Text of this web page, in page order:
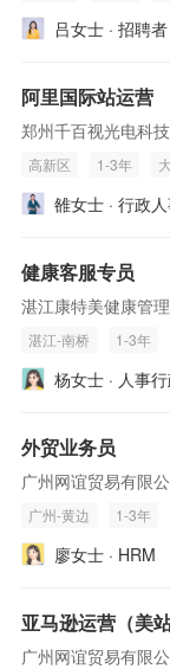
吕女士 · 招聘者
阿里国际站运营
郑州千百视光电科
高新区 1-3年
雒女士 · 行政
健康客服专员
湛江康特美健康管
湛江-南桥 1-3年
杨女士 · 人事
外贸业务员
广州网谊贸易有限
广州-黄边 1-3年
廖女士 · HRM
亚马逊运营（美
广州网谊贸易有限